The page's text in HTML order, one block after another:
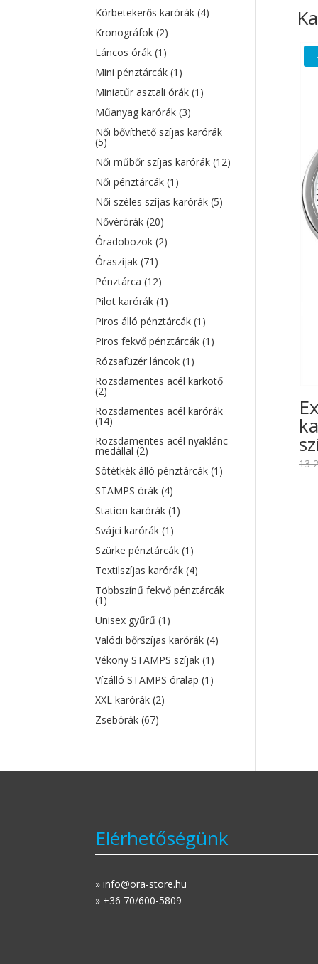
13
Körbetekerős karórák(4)
Kronográfok(2)
Láncos órák(1)
Mini pénztárcák(1)
Miniatűr asztali órák(1)
Műanyag karórák(3)
Női bővíthető szíjas karórák
(5)
Női műbőr szíjas karórák(12)
Női pénztárcák(1)
Női széles szíjas karórák(5)
Nővérórák(20)
Óradobozok(2)
Óraszíjak(71)
Pénztárca(12)
Pilot karórák(1)
Piros álló pénztárcák(1)
Piros fekvő pénztárcák(1)
Rózsafüzér láncok(1)
Rozsdamentes acél karkötő
(2)
Rozsdamentes acél karórák
(14)
Rozsdamentes acél nyaklánc
medállal(2)
Sötétkék álló pénztárcák(1)
STAMPS órák(4)
Station karórák(1)
Svájci karórák(1)
Szürke pénztárcák(1)
Textilszíjas karórák(4)
Többszínű fekvő pénztárcák
(1)
Unisex gyűrű(1)
Valódi bőrszíjas karórák(4)
Vékony STAMPS szíjak(1)
Vízálló STAMPS óralap(1)
XXL karórák(2)
Zsebórák(67)
Elérhetőségünk
» info@ora-store.hu
» +36 70/600-5809